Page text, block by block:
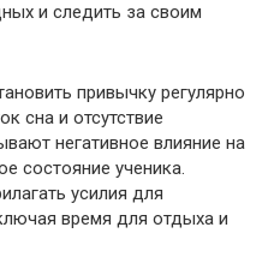
и следить за своим
привычку регулярно
сна и отсутствие
негативное влияние на
состояние ученика.
усилия для
время для отдыха и